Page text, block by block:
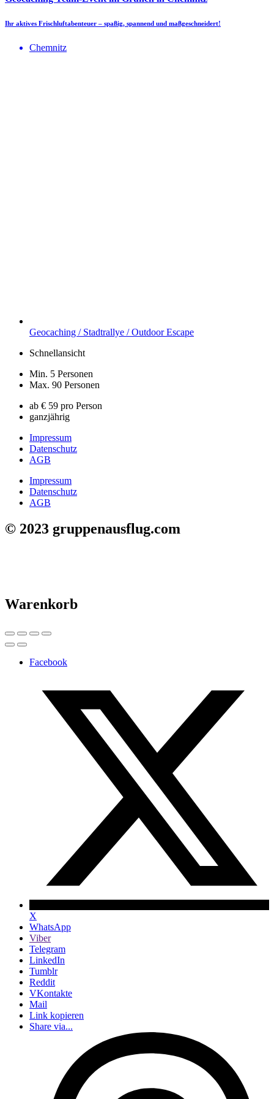
Ihr aktives Frischluftabenteuer – spaßig, spannend und maßgeschneidert!
Chemnitz
Geocaching / Stadtrallye / Outdoor Escape
Schnellansicht
Min. 5 Personen
Max. 90 Personen
ab € 59 pro Person
ganzjährig
Impressum
Datenschutz
AGB
Impressum
Datenschutz
AGB
© 2023 gruppenausflug.com
Warenkorb
Facebook
X
WhatsApp
Viber
Telegram
LinkedIn
Tumblr
Reddit
VKontakte
Mail
Link kopieren
Share via...